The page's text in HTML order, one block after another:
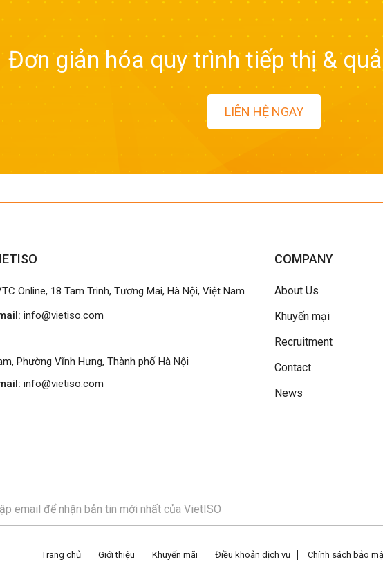
Đơn giản hóa quy trình tiếp thị &
LIÊN HỆ NGAY
Online, 18 Tam Trinh, Tương Mai, Hà Nội, Việt Nam
info@vietiso.com
Phường Vĩnh Hưng, Thành phố Hà Nội
info@vietiso.com
COMPANY
About Us
Khuyến mại
Recruitment
Contact
News
Trang chủ Giới thiệu Khuyến mãi Điều khoản dịch vụ Chính sách bảo